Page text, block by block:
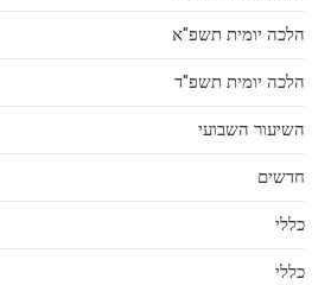
הלכה יומית תשפ"א
הלכה יומית תשפ"ד
השיעור השבועי
חדשים
כללי
כללי